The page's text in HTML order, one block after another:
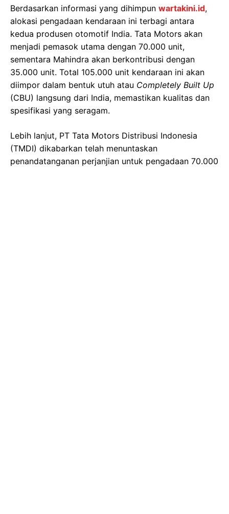
Berdasarkan informasi yang dihimpun wartakini.id,
alokasi pengadaan kendaraan ini terbagi antara
kedua produsen otomotif India. Tata Motors akan
menjadi pemasok utama dengan 70.000 unit,
sementara Mahindra akan berkontribusi dengan
35.000 unit. Total 105.000 unit kendaraan ini akan
diimpor dalam bentuk utuh atau Completely Built Up
(CBU) langsung dari India, memastikan kualitas dan
spesifikasi yang seragam.
Lebih lanjut, PT Tata Motors Distribusi Indonesia
(TMDI) dikabarkan telah menuntaskan
penandatanganan perjanjian untuk pengadaan 70.000